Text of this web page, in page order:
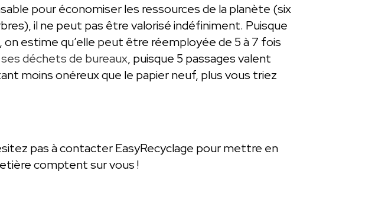
pour économiser les ressources de la planète (six
il ne peut pas être valorisé indéfiniment. Puisque
estime qu’elle peut être réemployée de 5 à 7 fois
déchets de bureaux, puisque 5 passages valent
moins onéreux que le papier neuf, plus vous triez
pas à contacter EasyRecyclage pour mettre en
comptent sur vous !